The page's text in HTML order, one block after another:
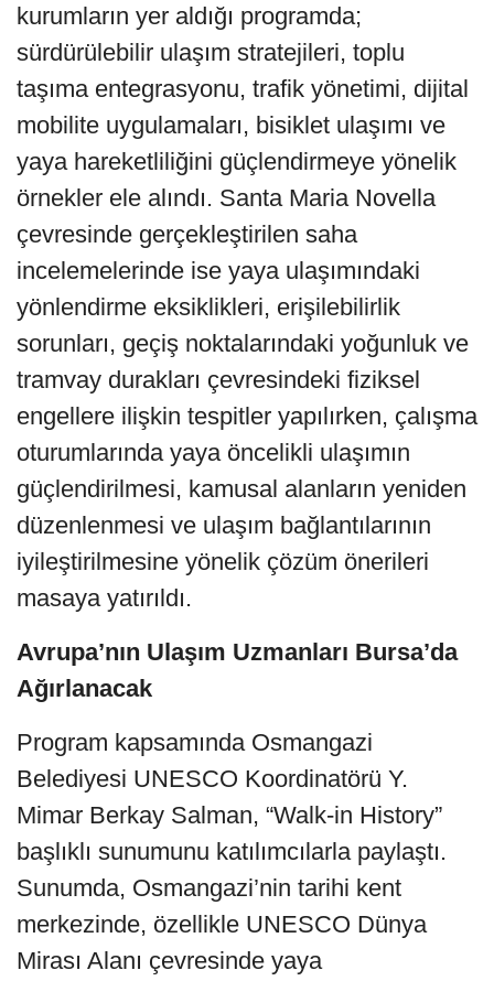
kurumların yer aldığı programda;
sürdürülebilir ulaşım stratejileri, toplu
taşıma entegrasyonu, trafik yönetimi, dijital
mobilite uygulamaları, bisiklet ulaşımı ve
yaya hareketliliğini güçlendirmeye yönelik
örnekler ele alındı. Santa Maria Novella
çevresinde gerçekleştirilen saha
incelemelerinde ise yaya ulaşımındaki
yönlendirme eksiklikleri, erişilebilirlik
sorunları, geçiş noktalarındaki yoğunluk ve
tramvay durakları çevresindeki fiziksel
engellere ilişkin tespitler yapılırken, çalışma
oturumlarında yaya öncelikli ulaşımın
güçlendirilmesi, kamusal alanların yeniden
düzenlenmesi ve ulaşım bağlantılarının
iyileştirilmesine yönelik çözüm önerileri
masaya yatırıldı.
Avrupa’nın Ulaşım Uzmanları Bursa’da
Ağırlanacak
Program kapsamında Osmangazi
Belediyesi UNESCO Koordinatörü Y.
Mimar Berkay Salman, “Walk-in History”
başlıklı sunumunu katılımcılarla paylaştı.
Sunumda, Osmangazi’nin tarihi kent
merkezinde, özellikle UNESCO Dünya
Mirası Alanı çevresinde yaya